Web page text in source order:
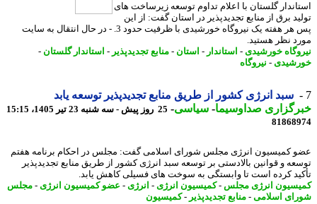
گلستان با اعلام تداوم توسعه زیرساخت های
برق از منابع تجدیدپذیر در استان گفت: از این
پس هر هفته یک نیروگاه خورشیدی با ظرفیت حدود 3. - در ﺣﺎل اﻧﺘﻘﺎل ﺑﻪ ﺳﺎﯾﺖ
ﻧﻈﺮ ﻫﺴﺘﯿﺪ.
خورشیدی-استاندار-استان-منابع تجدیدپذیر-استاندار گلستان-
-نیروگاه
سبد انرژی کشور از طریق منابع تجدیدپذیر توسعه یابد
صداوسیما-سیاسی-25 روز پیش - سه شنبه 23 تیر 1405، 15:15
کمیسیون انرژی مجلس شورای اسلامی گفت: مجلس در احکام برنامه هفتم
و قوانین بالادستی بر توسعه سبد انرژی کشور از طریق منابع تجدیدپذیر
کرده است تا وابستگی به سوخت های فسیلی کاهش یابد.
انرژی مجلس-کمیسیون انرژی-انرژی-عضو کمیسیون انرژی-مجلس
اسلامی-منابع تجدیدپذیر-کمیسیون